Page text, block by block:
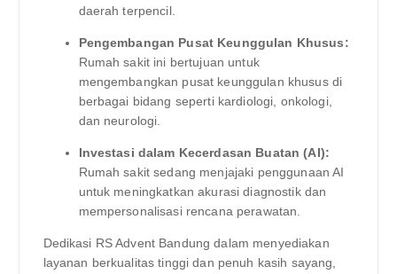
daerah terpencil.
Pengembangan Pusat Keunggulan Khusus:
Rumah sakit ini bertujuan untuk
mengembangkan pusat keunggulan khusus di
berbagai bidang seperti kardiologi, onkologi,
dan neurologi.
Investasi dalam Kecerdasan Buatan (AI):
Rumah sakit sedang menjajaki penggunaan AI
untuk meningkatkan akurasi diagnostik dan
mempersonalisasi rencana perawatan.
Dedikasi RS Advent Bandung dalam menyediakan
layanan berkualitas tinggi dan penuh kasih sayang,